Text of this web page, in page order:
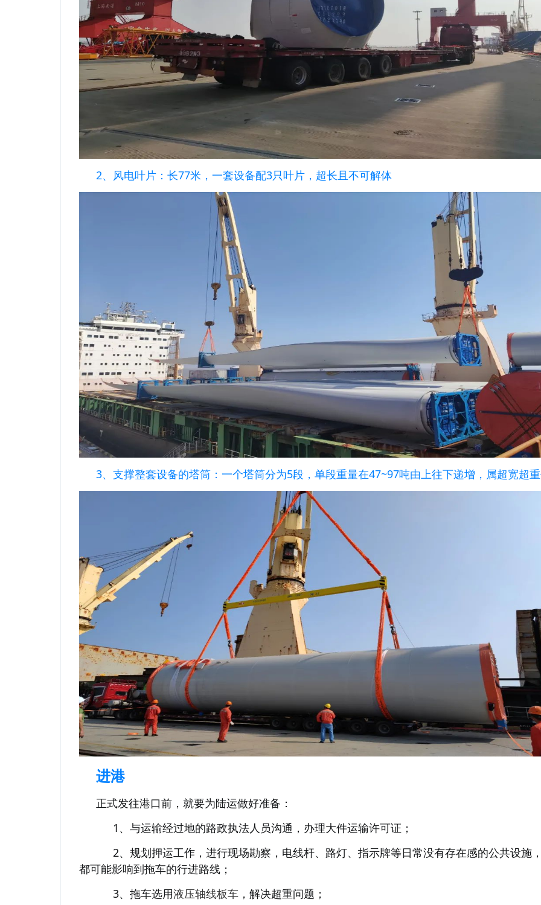
2、风电叶片：长77米，一套设备配3只叶片，超长且不可解体
3、支撑整套设备的塔筒：一个塔筒分为5段，单段重量在47~97吨由上往下递增，属超宽超
进港
正式发往港口前，就要为陆运做好准备：
1、与运输经过地的路政执法人员沟通，办理大件运输许可证；
2、规划押运工作，进行现场勘察，电线杆、路灯、指示牌等日常没有存在感的公共设施
都可能影响到拖车的行进路线；
3、拖车选用液压轴线板车 ，解决超重问题；